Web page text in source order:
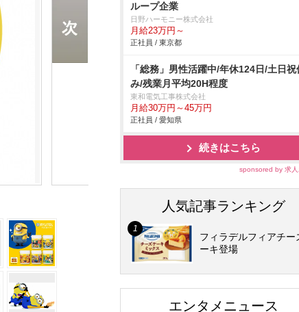
ループ企業
日野ハーモニー株式会社
月給23万円～
正社員 / 東京都
「総務」男性活躍中/年休124日/土日祝
み/残業月平均20H程度
東和電気工事株式会社
月給30万円～45万円
正社員 / 愛知県
続きはこちら
sponsored by 求人
人気記事ランキング
フィラデルフィアチー
ーキ登場
エンタメニュース